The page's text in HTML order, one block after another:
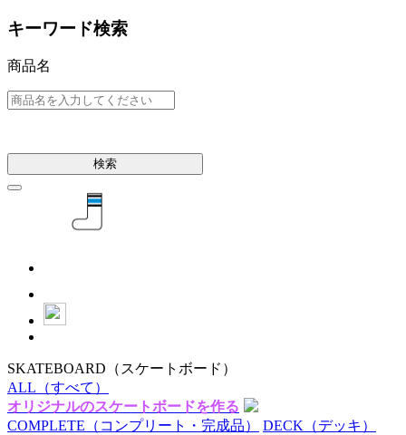
キーワード検索
商品名
検索
SKATEBOARD （スケートボード）
ALL （すべて）
オリジナルのスケートボードを作る
COMPLETE （コンプリート・完成品） DECK （デッキ）